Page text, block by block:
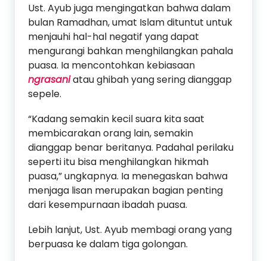
Ust. Ayub juga mengingatkan bahwa dalam
bulan Ramadhan, umat Islam dituntut untuk
menjauhi hal-hal negatif yang dapat
mengurangi bahkan menghilangkan pahala
puasa. Ia mencontohkan kebiasaan
ngrasaniatau ghibah yang sering dianggap
sepele.
“Kadang semakin kecil suara kita saat
membicarakan orang lain, semakin
dianggap benar beritanya. Padahal perilaku
seperti itu bisa menghilangkan hikmah
puasa,” ungkapnya. Ia menegaskan bahwa
menjaga lisan merupakan bagian penting
dari kesempurnaan ibadah puasa.
Lebih lanjut, Ust. Ayub membagi orang yang
berpuasa ke dalam tiga golongan.